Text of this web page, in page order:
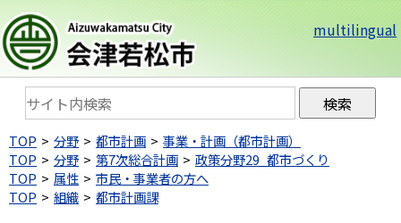
multilingual
TOP 分野 都市計画
事業・計画（都市計画）
TOP
分野 第7次総合計画
政策分野29_都市づくり
TOP
属性
市民・事業者の方へ
TOP
組織 都市計画課